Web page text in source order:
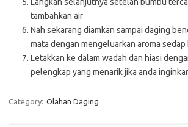
Langkah selanjutnya setelah bumbu
tambahkan air
Nah sekarang diamkan sampai daging
mata dengan mengeluarkan aroma sedap
Letakkan ke dalam wadah dan hiasi
pelengkap yang menarik jika anda
Category: Olahan Daging